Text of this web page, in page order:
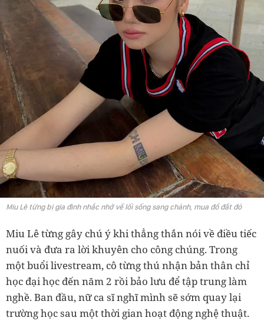
Miu Lê từng bị gia đình nhắc nhở về lối sống sang chảnh, mua đồ đắt đỏ
Miu Lê từng gây chú ý khi thẳng thắn nói về điều tiếc
nuối và đưa ra lời khuyên cho công chúng. Trong
một buổi livestream, cô từng thú nhận bản thân chỉ
học đại học đến năm 2 rồi bảo lưu để tập trung làm
nghề. Ban đầu, nữ ca sĩ nghĩ mình sẽ sớm quay lại
trường học sau một thời gian hoạt động nghệ thuật.